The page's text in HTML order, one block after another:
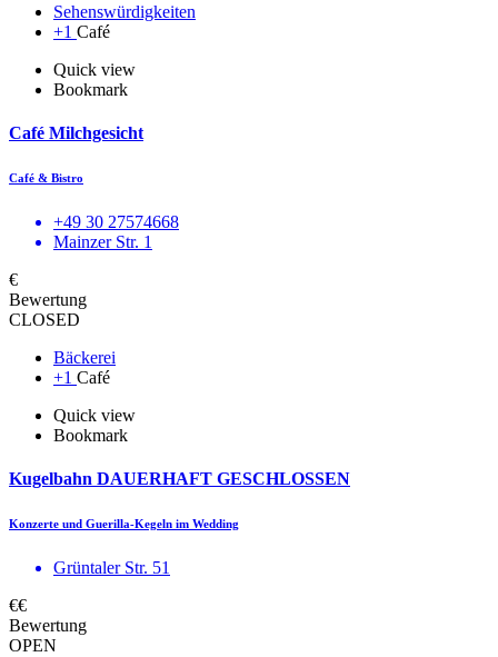
Sehenswürdigkeiten
+1 Café
Quick view
Bookmark
Café Milchgesicht
Café & Bistro
+49 30 27574668
Mainzer Str. 1
€
Bewertung
CLOSED
Bäckerei
+1 Café
Quick view
Bookmark
Kugelbahn DAUERHAFT GESCHLOSSEN
Konzerte und Guerilla-Kegeln im Wedding
Grüntaler Str. 51
€€
Bewertung
OPEN